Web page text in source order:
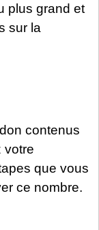
plus grand et
sur la
contenus
votre
que vous
ce nombre.